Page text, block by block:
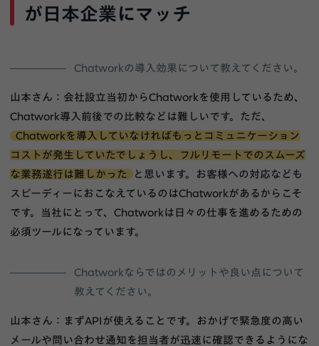
が日本企業にマッチ
Chatworkの導入効果について教えてください。
山本さん：会社設立当初からChatworkを使用しているため、
Chatwork導入前後での比較などは難しいです。ただ、
Chatworkを導入していなければもっとコミュニケーション
コストが発生していたでしょうし、フルリモートでのスムーズ
な業務遂行は難しかった
と思います。お客様への対応なども
スピーディーにおこなえているのはChatworkがあるからこそ
です。当社にとって、Chatworkは日々の仕事を進めるための
必須ツールになっています。
Chatworkならではのメリットや良い点について
教えてください。
山本さん：まずAPIが使えることです。おかげで緊急度の高い
メールや問い合わせ通知を担当者が迅速に確認できるようにな